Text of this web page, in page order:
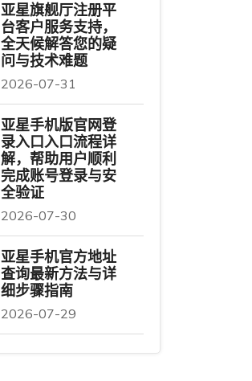
亚星旗舰厅注册平
台客户服务支持，
全天候解答您的疑
问与技术难题
2026-07-31
亚星手机版官网登
录入口入口流程详
解，帮助用户顺利
完成账号登录与安
全验证
2026-07-30
亚星手机官方地址
查询最新方法与详
细步骤指南
2026-07-29